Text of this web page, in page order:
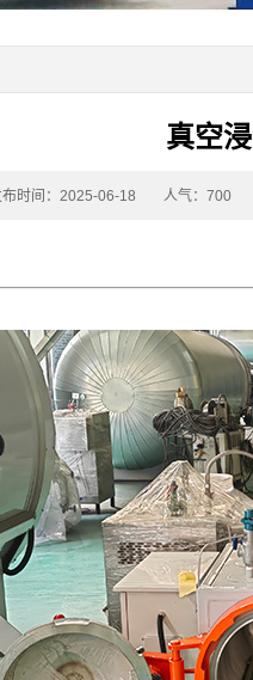
真空
布时间：2025-06-18 人气：700